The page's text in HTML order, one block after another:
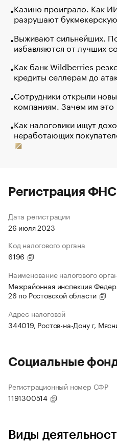
Казино проиграло. Как
разрушают
Выживают сильнейших.
избавляются от лучших
Как банк Wildberries
кредиты селлерам до
Сотрудники открыли
компаниям. Зачем им это
Как налоговики ищут
неработающих
Регистрация ФНС
Дата регистрации
26 июля 2023
Код налогового органа
6196
Наименование налогового
Межрайонная инспекция
26 по Ростовской области
Адрес налоговой
344019, Ростов-на-Дону г,
Социальные
Регистрационный номер СФР
1191300514
Виды